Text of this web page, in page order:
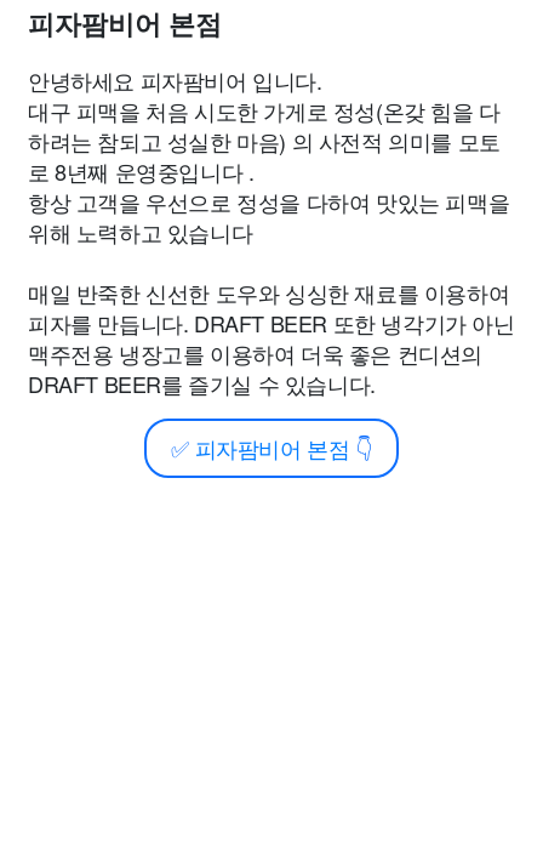
피자팜비어 본점
안녕하세요 피자팜비어 입니다.
대구 피맥을 처음 시도한 가게로 정성(온갖 힘을 다
하려는 참되고 성실한 마음) 의 사전적 의미를 모토
로 8년째 운영중입니다 .
항상 고객을 우선으로 정성을 다하여 맛있는 피맥을
위해 노력하고 있습니다
매일 반죽한 신선한 도우와 싱싱한 재료를 이용하여
피자를 만듭니다. DRAFT BEER 또한 냉각기가 아닌
맥주전용 냉장고를 이용하여 더욱 좋은 컨디션의
DRAFT BEER를 즐기실 수 있습니다.
✅ 피자팜비어 본점 👇